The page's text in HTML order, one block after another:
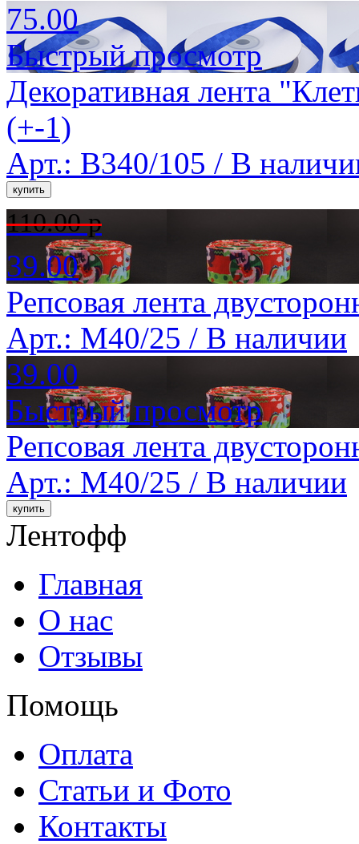
75.00
Быстрый просмотр
Декоративная лента
(+-1)
Арт.: B340/105 / В
110.00 р
39.00
Репсовая лента
Арт.: M40/25 / В наличии
39.00
Быстрый просмотр
Репсовая лента
Арт.: M40/25 / В наличии
Лентофф
Главная
О нас
Отзывы
Помощь
Оплата
Статьи и Фото
Контакты